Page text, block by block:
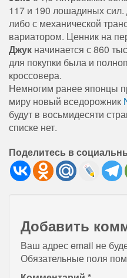
117 и 190 лошадиных сил.
либо с механической
вариатором. Ценник на
Джук начинается с 860
для покупки была и
кроссовера.
Немногим ранее японцы
миру новый вседорожник
будут в восьмидесяти
списке нет.
Поделитесь в
Добавить
Ваш адрес email не
Обязательные поля